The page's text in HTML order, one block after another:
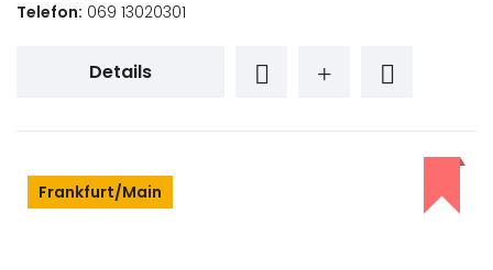
Telefon: 069 13020301
Details
Frankfurt/Main